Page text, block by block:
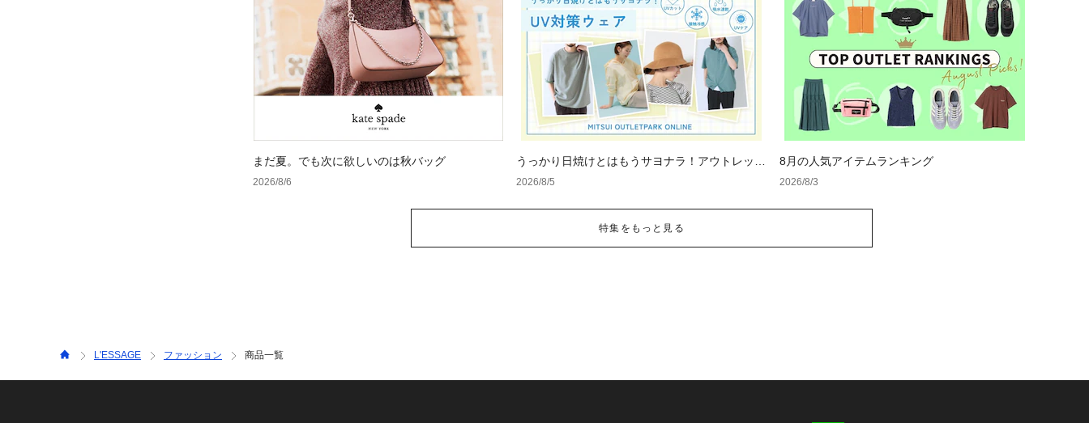
まだ夏。でも次に欲しいのは秋バッグ
2026/8/6
うっかり日焼けとはもうサヨナラ！アウトレット
で見つけるUV対策ウェア
2026/8/5
8月の人気アイテムランキング
2026/8/3
特集をもっと見る
L'ESSAGE ファッション 商品一覧